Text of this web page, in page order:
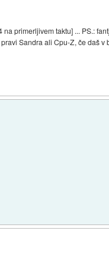
primerljivem taktu] ... PS.:
Sandra ali Cpu-Z, če daš v